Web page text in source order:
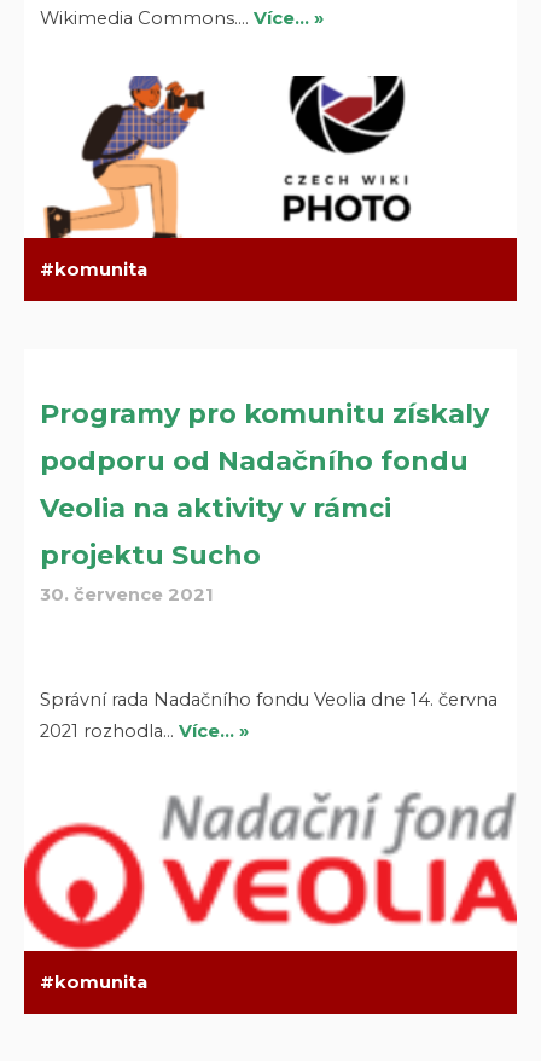
Wikimedia Commons.…Více… »
komunita
Programy pro komunitu získaly
podporu od Nadačního fondu
Veolia na aktivity v rámci
projektu Sucho
30. července 2021
Správní rada Nadačního fondu Veolia dne 14. června
2021 rozhodla…Více… »
komunita